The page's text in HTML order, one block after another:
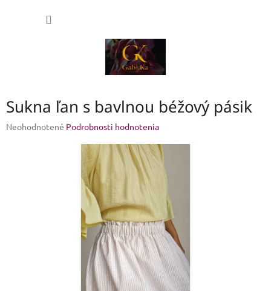
Sukna ľan s bavlnou béžový pásik
Priemerné
Neohodnotené Podrobnosti hodnotenia